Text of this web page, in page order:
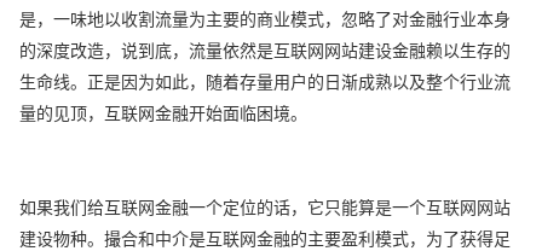
是，一味地以收割流量为主要的商业模式，忽略了对金融行业本身
的深度改造，说到底，流量依然是互联网网站建设金融赖以生存的
生命线。正是因为如此，随着存量用户的日渐成熟以及整个行业流
量的见顶，互联网金融开始面临困境。
如果我们给互联网金融一个定位的话，它只能算是一个互联网网站
建设物种。撮合和中介是互联网金融的主要盈利模式，为了获得足